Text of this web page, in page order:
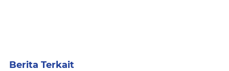
Berita Terkait